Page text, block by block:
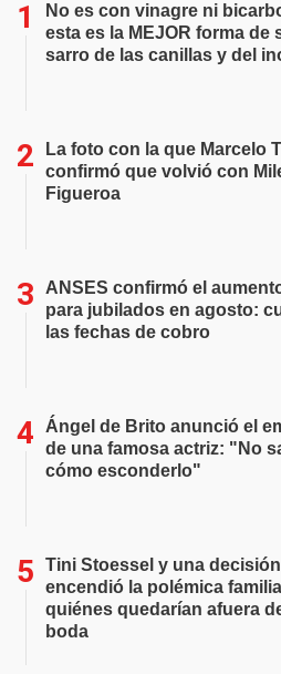
No es con vinagre ni
esta es la MEJOR forma de
sarro de las canillas y del
La foto con la que Marcelo
confirmó que volvió con
Figueroa
ANSES confirmó el
para jubilados en agosto:
las fechas de cobro
Ángel de Brito anunció el
de una famosa actriz: "No
cómo esconderlo"
Tini Stoessel y una
encendió la polémica
quiénes quedarían afuera
boda